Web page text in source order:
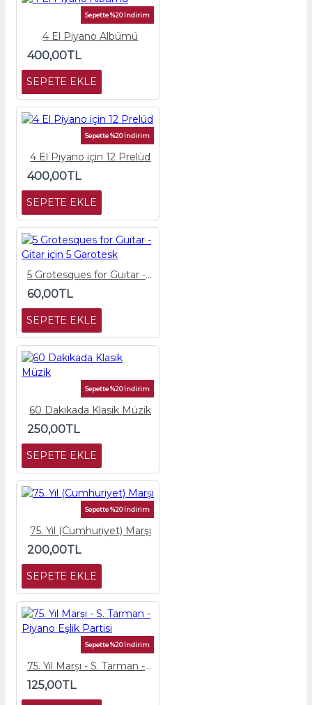
Sepette %20 İndirim
4 El Piyano Albümü
400,00TL
SEPETE EKLE
Sepette %20 İndirim
4 El Piyano için 12 Prelüd
400,00TL
SEPETE EKLE
5 Grotesques for Guitar - Gitar için 5 Garotesk
60,00TL
SEPETE EKLE
Sepette %20 İndirim
60 Dakikada Klasik Müzik
250,00TL
SEPETE EKLE
Sepette %20 İndirim
75. Yıl (Cumhuriyet) Marşı
200,00TL
SEPETE EKLE
Sepette %20 İndirim
75. Yıl Marşı - S. Tarman - Piyano Eşlik Partisi
125,00TL